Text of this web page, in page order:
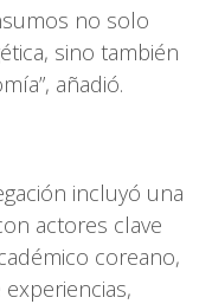
no solo
sino también
añadió.
incluyó una
actores clave
coreano,